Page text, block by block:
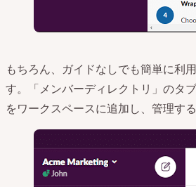
もちろん、ガイドなしでも簡単に利
す。「メンバーディレクトリ」のタ
をワークスペースに追加し、管理す